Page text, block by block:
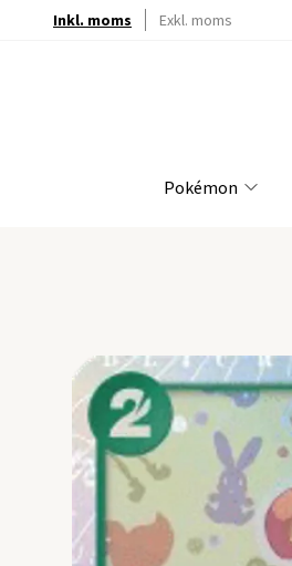
Inkl. moms Exkl. moms
Pokémon